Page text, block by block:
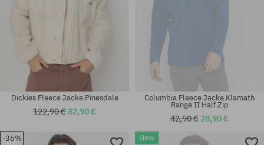
Dickies Fleece Jacke Pinesdale
122,90 €82,90 €
Columbia Fleece Jacke Klamath
Range II Half Zip
42,90 € 28,90 €
-36%
New